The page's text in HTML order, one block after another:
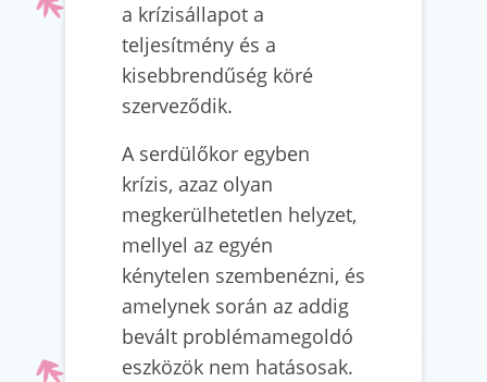
a krízisállapot a
teljesítmény és a
kisebbrendűség köré
szerveződik.
A serdülőkor egyben
krízis, azaz olyan
megkerülhetetlen helyzet,
mellyel az egyén
kénytelen szembenézni, és
amelynek során az addig
bevált problémamegoldó
eszközök nem hatásosak.